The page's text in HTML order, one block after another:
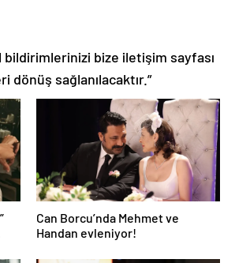
bize iletişim sayfası
sağlanılacaktır.”
Can Borcu’nda Mehmet ve
Handan evleniyor!